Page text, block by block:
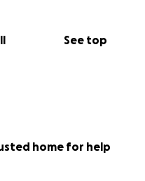
See top
home for help